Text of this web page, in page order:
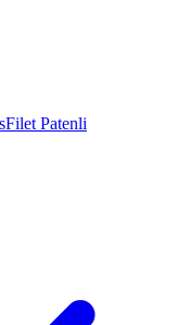
Filet Patenli